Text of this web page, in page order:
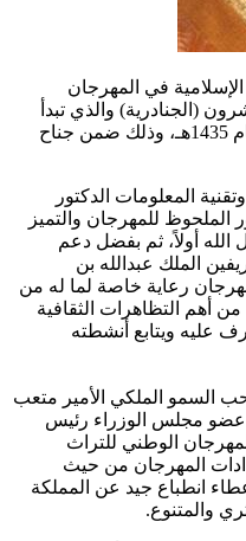
في المهرجان
(الجنادرية) والذي تبدأ
فعالياته يوم الأربعاء 12 ربيع الآخر لعام 1435هـ، وذلك ضمن جناح
المعلومات الدكتور
الملحوظ للمهرجان والتميز
الله أولاً، ثم بفضل دعم
الملك عبدالله بن
رعاية خاصة لما له من
أهم التظاهرات الثقافية
عليه ويتابع أنشطته
السمو الملكي الأمير متعب
عضو مجلس الوزراء رئيس
الوطني للتراث
المهرجان من حيث
انطباع جيد عن المملكة
والمتنوع.